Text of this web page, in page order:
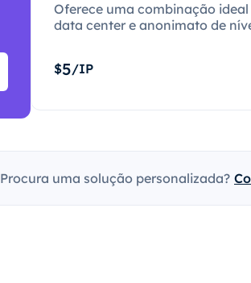
Oferece uma combinação
data center e anonimato de
$5/IP
Procura uma solução personalizada?